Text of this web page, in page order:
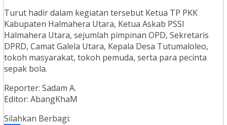
Turut hadir dalam kegiatan tersebut Ketua TP PKK
Kabupaten Halmahera Utara, Ketua Askab PSSI
Halmahera Utara, sejumlah pimpinan OPD, Sekretaris
DPRD, Camat Galela Utara, Kepala Desa Tutumaloleo,
tokoh masyarakat, tokoh pemuda, serta para pecinta
sepak bola.
Reporter: Sadam A.
Editor: AbangKhaM
Silahkan Berbagi: